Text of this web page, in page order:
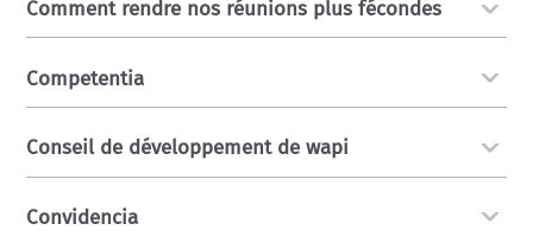
Comment rendre nos réunions plus fécondes
Competentia
Conseil de développement de wapi
Convidencia